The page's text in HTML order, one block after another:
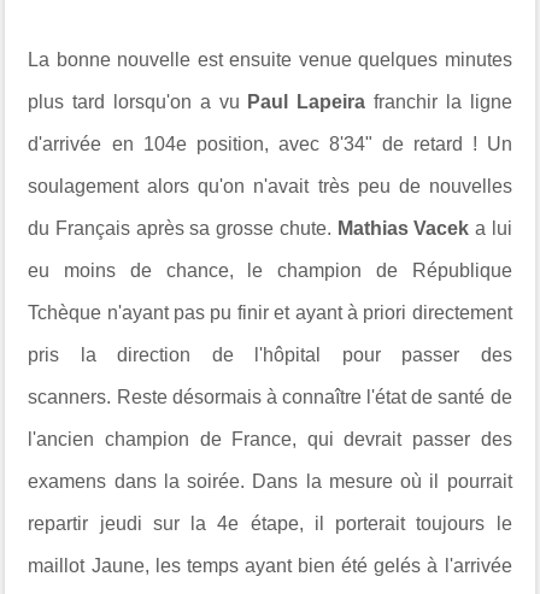
La bonne nouvelle est ensuite venue quelques minutes
plus tard lorsqu'on a vu Paul Lapeira franchir la ligne
d'arrivée en 104e position, avec 8'34" de retard ! Un
soulagement alors qu'on n'avait très peu de nouvelles
du Français après sa grosse chute. Mathias Vacek a lui
eu moins de chance, le champion de République
Tchèque n'ayant pas pu finir et ayant à priori directement
pris la direction de l'hôpital pour passer des
scanners. Reste désormais à connaître l'état de santé de
l'ancien champion de France, qui devrait passer des
examens dans la soirée. Dans la mesure où il pourrait
repartir jeudi sur la 4e étape, il porterait toujours le
maillot Jaune, les temps ayant bien été gelés à l'arrivée